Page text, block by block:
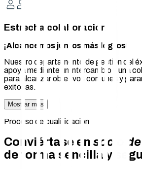
Estrecha colaboración
¡Alcancemos juntos más logros!
Nuestro departamento de gestión del
apoya mediante un intercambio y una
para alcanzar objetivos comunes y
exitosas.
Mostrar más
Proceso de cualificación
Conviértase en socio
de forma sencilla y